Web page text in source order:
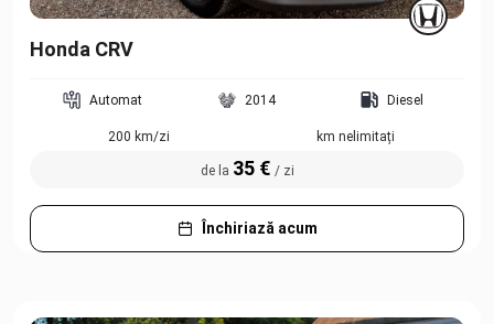
Honda CRV
Automat 2014 Diesel
200 km/zi km nelimitați
de la 35 € / zi
Închiriază acum